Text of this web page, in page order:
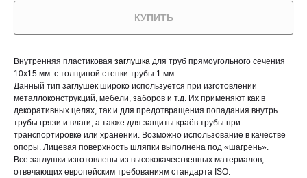
КУПИТЬ
Внутренняя пластиковая заглушка для труб прямоугольного сечения
10х15 мм. с толщиной стенки трубы 1 мм.
Данный тип заглушек широко используется при изготовлении
металлоконструкций, мебели, заборов и т.д. Их применяют как в
декоративных целях, так и для предотвращения попадания внутрь
трубы грязи и влаги, а также для защиты краёв трубы при
транспортировке или хранении. Возможно использование в качестве
опоры. Лицевая поверхность шляпки выполнена под «шагрень».
Все заглушки изготовлены из высококачественных материалов,
отвечающих европейским требованиям стандарта ISO.